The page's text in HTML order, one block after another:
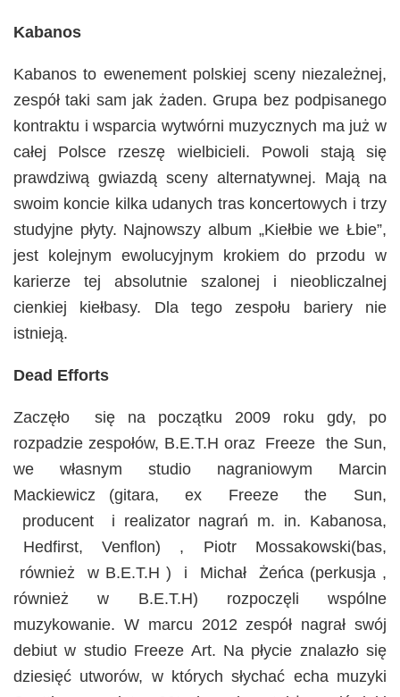
Kabanos
Kabanos to ewenement polskiej sceny niezależnej,
zespół taki sam jak żaden. Grupa bez podpisanego
kontraktu i wsparcia wytwórni muzycznych ma już w
całej Polsce rzeszę wielbicieli. Powoli stają się
prawdziwą gwiazdą sceny alternatywnej. Mają na
swoim koncie kilka udanych tras koncertowych i trzy
studyjne płyty. Najnowszy album „Kiełbie we Łbie”,
jest kolejnym ewolucyjnym krokiem do przodu w
karierze tej absolutnie szalonej i nieobliczalnej
cienkiej kiełbasy. Dla tego zespołu bariery nie
istnieją.
Dead Efforts
Zaczęło się na początku 2009 roku gdy, po
rozpadzie zespołów, B.E.T.H oraz Freeze the Sun,
we własnym studio nagraniowym Marcin
Mackiewicz (gitara, ex Freeze the Sun,
producent i realizator nagrań m. in. Kabanosa,
Hedfirst, Venflon) , Piotr Mossakowski(bas,
również w B.E.T.H ) i Michał Żeńca (perkusja ,
również w B.E.T.H) rozpoczęli wspólne
muzykowanie. W marcu 2012 zespół nagrał swój
debiut w studio Freeze Art. Na płycie znalazło się
dziesięć utworów, w których słychać echa muzyki